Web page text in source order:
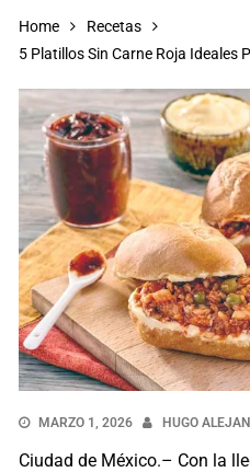
Home
Recetas
5 Platillos Sin Carne Roja Ideales
MARZO 1, 2026 HUGO
Ciudad de México.– Con la